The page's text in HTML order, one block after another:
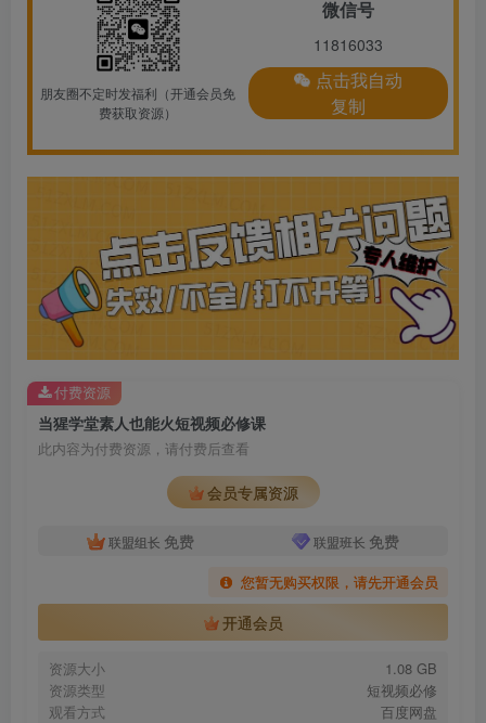
朋友圈不定时发福利（开通会员免
费获取资源）
微信号
11816033
点击我自动
复制
当猩学堂素人也能火短视频必修课
此内容为付费资源，请付费后查看
会员专属资源
联盟组长 免费 联盟班长 免费
您暂无购买权限，请先开通会员
开通会员
资源大小
1.08 GB
资源类型
短视频必修
观看方式
百度网盘
付费资源